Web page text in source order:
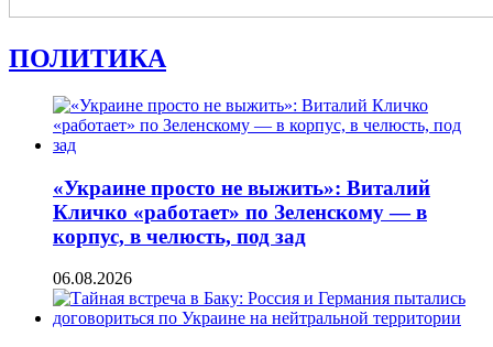
ПОЛИТИКА
«Украине просто не выжить»: Виталий
Кличко «работает» по Зеленскому — в
корпус, в челюсть, под зад
06.08.2026